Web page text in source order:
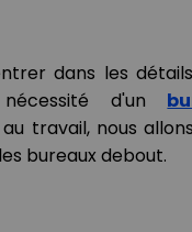
dans les
d'un
au travail, nous
bureaux debout.